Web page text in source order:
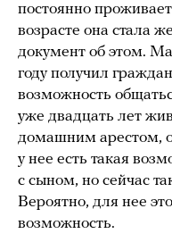
постоянно
возрасте она стала
документ об этом.
году получил
возможность
уже двадцать лет
домашним арестом,
у нее есть такая
с сыном, но сейчас
Вероятно, для нее
возможность.